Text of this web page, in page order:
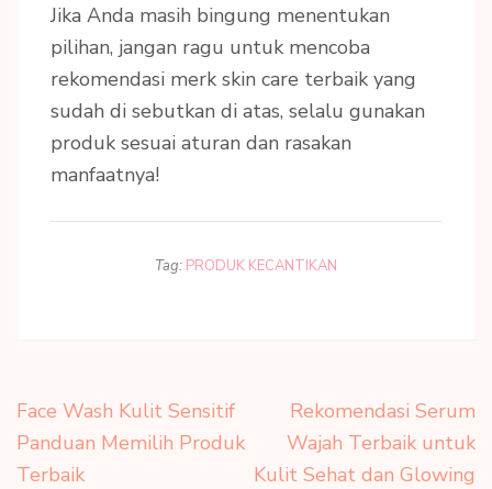
Jika Anda masih bingung menentukan
pilihan, jangan ragu untuk mencoba
rekomendasi merk skin care terbaik yang
sudah di sebutkan di atas, selalu gunakan
produk sesuai aturan dan rasakan
manfaatnya!
Tag: PRODUK KECANTIKAN
Navigasi
pos
Face Wash Kulit Sensitif
Panduan Memilih Produk
Terbaik
Rekomendasi Serum
Wajah Terbaik untuk
Kulit Sehat dan Glowing